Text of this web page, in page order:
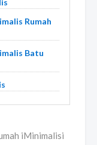
Rumah
Batu